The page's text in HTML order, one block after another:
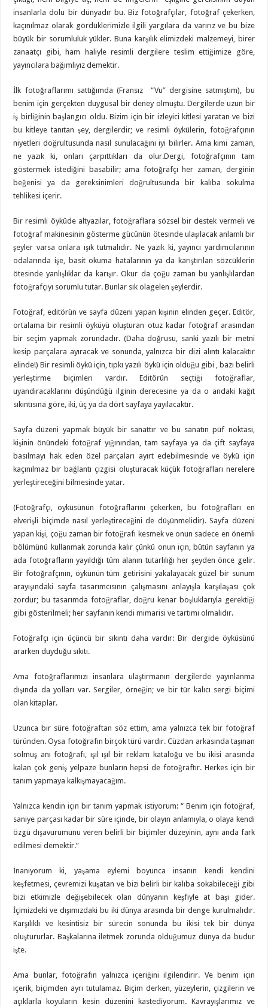
insanlarla dolu bir dünyadır bu. Biz fotoğrafçılar, fotoğraf çekerken,
kaçınılmaz olarak gördüklerimizle ilgili yargılara da varırız ve bu bize
büyük bir sorumluluk yükler. Buna karşılık elimizdeki malzemeyi, birer
zanaatçı gibi, ham haliyle resimli dergilere teslim ettiğimize göre,
yayıncılara bağımlıyız demektir.
İlk fotoğraflarımı sattığımda (Fransız “Vu” dergisine satmıştım), bu
benim için gerçekten duygusal bir deney olmuştu. Dergilerde uzun bir
iş birliğinin başlangıcı oldu. Bizim için bir izleyici kitlesi yaratan ve bizi
bu kitleye tanıtan şey, dergilerdir; ve resimli öykülerin, fotoğrafçının
niyetleri doğrultusunda nasıl sunulacağını iyi bilirler. Ama kimi zaman,
ne yazık ki, onları çarpıttıkları da olur.Dergi, fotoğrafçının tam
göstermek istediğini basabilir; ama fotoğrafçı her zaman, derginin
beğenisi ya da gereksinimleri doğrultusunda bir kalıba sokulma
tehlikesi içerir.
Bir resimli öyküde altyazılar, fotoğraflara sözsel bir destek vermeli ve
fotoğraf makinesinin gösterme gücünün ötesinde ulaşılacak anlamlı bir
şeyler varsa onlara ışık tutmalıdır. Ne yazık ki, yayıncı yardımcılarının
odalarında işe, basit okuma hatalarının ya da karıştırılan sözcüklerin
ötesinde yanlışlıklar da karışır. Okur da çoğu zaman bu yanlışlılardan
fotoğrafçıyı sorumlu tutar. Bunlar sık olagelen şeylerdir.
Fotoğraf, editörün ve sayfa düzeni yapan kişinin elinden geçer. Editör,
ortalama bir resimli öyküyü oluşturan otuz kadar fotoğraf arasından
bir seçim yapmak zorundadır. (Daha doğrusu, sanki yazılı bir metni
kesip parçalara ayıracak ve sonunda, yalnızca bir dizi alıntı kalacaktır
elinde!) Bir resimli öykü için, tıpkı yazılı öykü için olduğu gibi , bazı belirli
yerleştirme biçimleri vardır. Editörün seçtiği fotoğraflar,
uyandıracaklarını düşündüğü ilginin derecesine ya da o andaki kağıt
sıkıntısına göre, iki, üç ya da dört sayfaya yayılacaktır.
Sayfa düzeni yapmak büyük bir sanattır ve bu sanatın püf noktası,
kişinin önündeki fotoğraf yığınından, tam sayfaya ya da çift sayfaya
basılmayı hak eden özel parçaları ayırt edebilmesinde ve öykü için
kaçınılmaz bir bağlantı çizgisi oluşturacak küçük fotoğrafları nerelere
yerleştireceğini bilmesinde yatar.
(Fotoğrafçı, öyküsünün fotoğraflarını çekerken, bu fotoğrafları en
elverişli biçimde nasıl yerleştireceğini de düşünmelidir). Sayfa düzeni
yapan kişi, çoğu zaman bir fotoğrafı kesmek ve onun sadece en önemli
bölümünü kullanmak zorunda kalır çünkü onun için, bütün sayfanın ya
ada fotoğrafların yayıldığı tüm alanın tutarlılığı her şeyden önce gelir.
Bir fotoğrafçının, öykünün tüm getirisini yakalayacak güzel bir sunum
arayışındaki sayfa tasarımcısının çalışmasını anlayışla karşılaşası çok
zordur; bu tasarımda fotoğraflar, doğru kenar boşluklarıyla gerektiği
gibi gösterilmeli; her sayfanın kendi mimarisi ve tartımı olmalıdır.
Fotoğrafçı için üçüncü bir sıkıntı daha vardır: Bir dergide öyküsünü
ararken duyduğu sıkıtı.
Ama fotoğraflarımızı insanlara ulaştırmanın dergilerde yayınlanma
dışında da yolları var. Sergiler, örneğin; ve bir tür kalıcı sergi biçimi
olan kitaplar.
Uzunca bir süre fotoğraftan söz ettim, ama yalnızca tek bir fotoğraf
türünden. Oysa fotoğrafın birçok türü vardır. Cüzdan arkasında taşınan
solmuş anı fotoğrafı, ışıl ışıl bir reklam kataloğu ve bu ikisi arasında
kalan çok geniş yelpaze bunların hepsi de fotoğraftır. Herkes için bir
tanım yapmaya kalkışmayacağım.
Yalnızca kendin için bir tanım yapmak istiyorum: “ Benim için fotoğraf,
saniye parçası kadar bir süre içinde, bir olayın anlamıyla, o olaya kendi
özgü dışavurumunu veren belirli bir biçimler düzeyinin, aynı anda fark
edilmesi demektir.”
İnanıyorum ki, yaşama eylemi boyunca insanın kendi kendini
keşfetmesi, çevremizi kuşatan ve bizi belirli bir kalıba sokabileceği gibi
bizi etkimizle değişebilecek olan dünyanın keşfiyle at başı gider.
İçimizdeki ve dışımızdaki bu iki dünya arasında bir denge kurulmalıdır.
Karşılıklı ve kesintisiz bir sürecin sonunda bu ikisi tek bir dünya
oluştururlar. Başkalarına iletmek zorunda olduğumuz dünya da budur
işte.
Ama bunlar, fotoğrafın yalnızca içeriğini ilgilendirir. Ve benim için
içerik, biçimden ayrı tutulamaz. Biçim derken, yüzeylerin, çizgilerin ve
açıklarla koyuların kesin düzenini kastediyorum. Kavrayışlarımız ve